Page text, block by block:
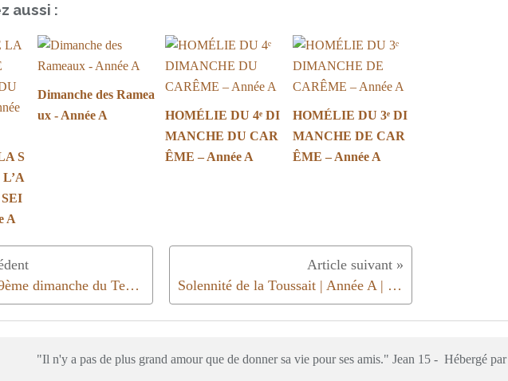
aussi :
S
A
Dimanche des Ramea
ux - Année A
HOMÉLIE DU 4ᵉ DI
MANCHE DU CAR
ÊME – Année A
HOMÉLIE DU 3ᵉ DI
MANCHE DE CAR
ÊME – Année A
Homélie du 29ème dimanche du Temps Ordinaire | Année A | 2023 Solennité de la Toussait | Année A | 2023
"Il n'y a pas de plus grand amour que de donner sa vie pour ses amis." Jean 15 - Hébergé par